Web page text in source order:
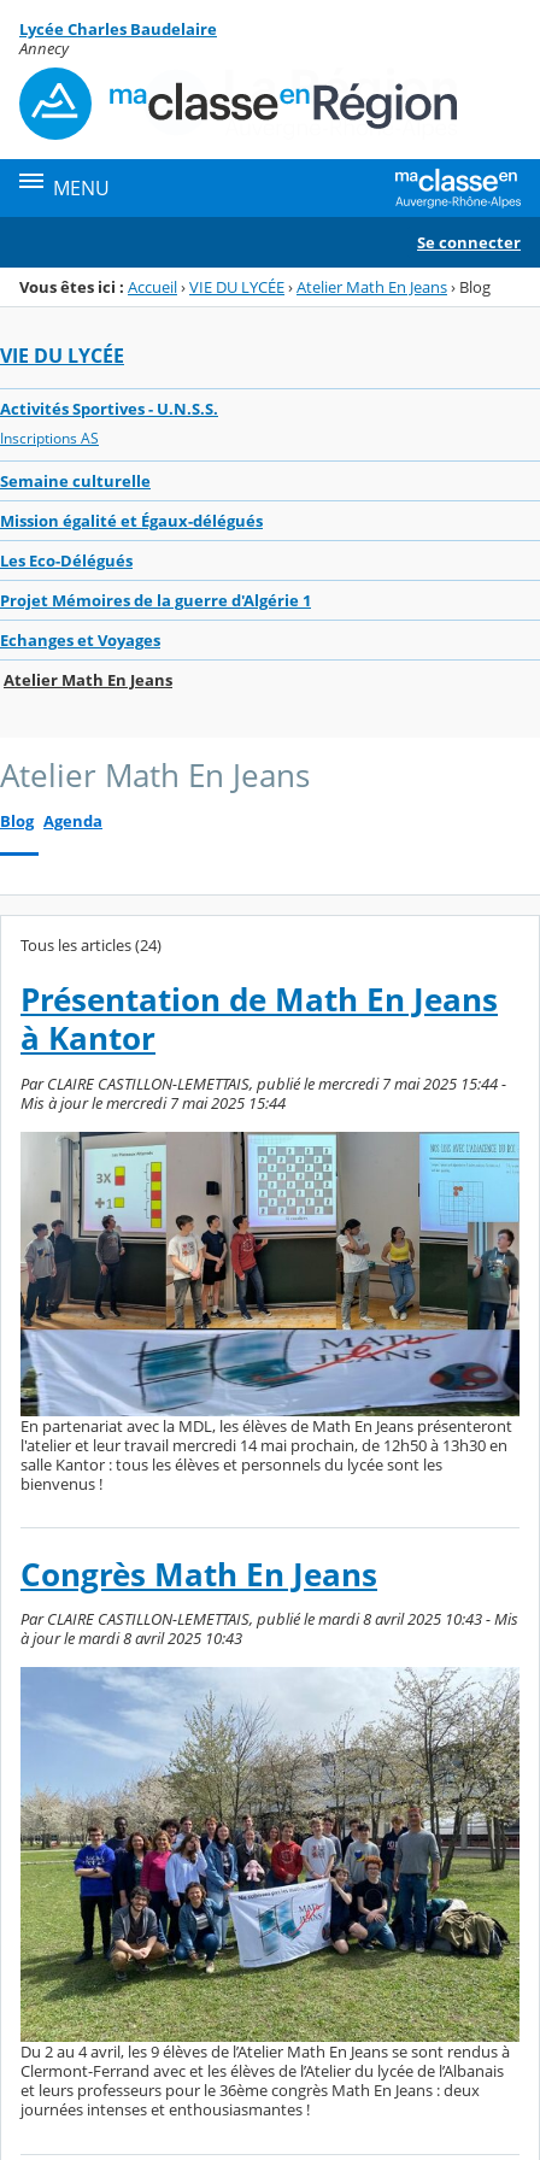
Menu de la rubrique
Contenu
Lycée Charles Baudelaire
Annecy
MENU
Se connecter
Vous êtes ici : Accueil›VIE DU LYCÉE›Atelier Math En Jeans› Blog
VIE DU LYCÉE
Activités Sportives - U.N.S.S.
Inscriptions AS
Semaine culturelle
Mission égalité et Égaux-délégués
Les Eco-Délégués
Projet Mémoires de la guerre d'Algérie 1
Echanges et Voyages
Atelier Math En Jeans
Atelier Math En Jeans
Blog Agenda
Tous les articles (24)
Présentation de Math En Jeans
à Kantor
Par CLAIRE CASTILLON-LEMETTAIS, publié le mercredi 7 mai 2025 15:44 -
Mis à jour le mercredi 7 mai 2025 15:44
En partenariat avec la MDL, les élèves de Math En Jeans présenteront
l'atelier et leur travail mercredi 14 mai prochain, de 12h50 à 13h30 en
salle Kantor : tous les élèves et personnels du lycée sont les
bienvenus !
Congrès Math En Jeans
Par CLAIRE CASTILLON-LEMETTAIS, publié le mardi 8 avril 2025 10:43 - Mis
à jour le mardi 8 avril 2025 10:43
Du 2 au 4 avril, les 9 élèves de l’Atelier Math En Jeans se sont rendus à
Clermont-Ferrand avec et les élèves de l’Atelier du lycée de l’Albanais
et leurs professeurs pour le 36ème congrès Math En Jeans : deux
journées intenses et enthousiasmantes !